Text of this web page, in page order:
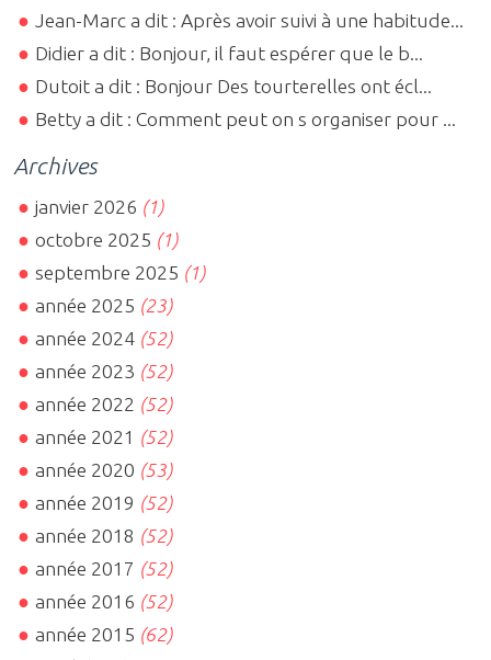
Jean-Marc a dit : Après avoir suivi à une habitude...
Didier a dit : Bonjour, il faut espérer que le b...
Dutoit a dit : Bonjour Des tourterelles ont écl...
Betty a dit : Comment peut on s organiser pour ...
Archives
janvier 2026 (1)
octobre 2025 (1)
septembre 2025 (1)
année 2025 (23)
année 2024 (52)
année 2023 (52)
année 2022 (52)
année 2021 (52)
année 2020 (53)
année 2019 (52)
année 2018 (52)
année 2017 (52)
année 2016 (52)
année 2015 (62)